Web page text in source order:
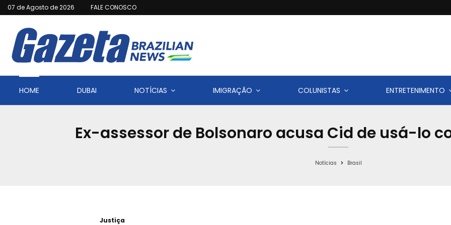
07 de Agosto de 2026 FALE CONOSCO
HOME DUBAI NOTÍCIAS IMIGRAÇÃO COLUNISTAS ENTRETENIMENTO
Ex-assessor de Bolsonaro acusa Cid de usá-lo
Notícias Brasil
Justiça